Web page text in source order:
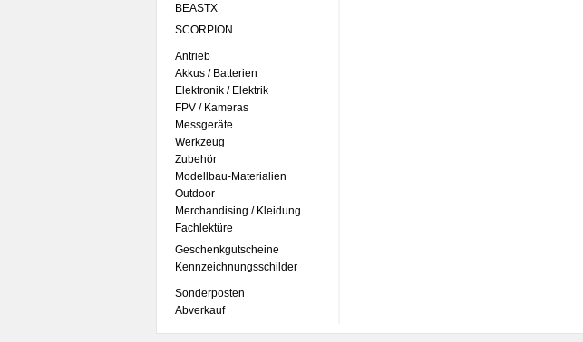
BEASTX
SCORPION
Antrieb
Akkus / Batterien
Elektronik / Elektrik
FPV / Kameras
Messgeräte
Werkzeug
Zubehör
Modellbau-Materialien
Outdoor
Merchandising / Kleidung
Fachlektüre
Geschenkgutscheine
Kennzeichnungsschilder
Sonderposten
Abverkauf